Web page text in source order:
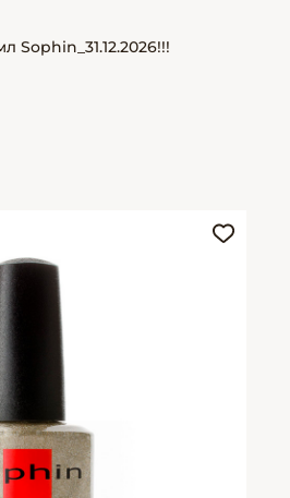
Sophin_31.12.2026!!!